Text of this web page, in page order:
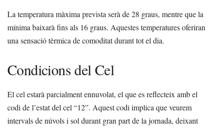
La temperatura màxima prevista serà de 28 graus, mentre que la
mínima baixarà fins als 16 graus. Aquestes temperatures oferiran
una sensació tèrmica de comoditat durant tot el dia.
Condicions del Cel
El cel estarà parcialment ennuvolat, el que es reflecteix amb el
codi de l’estat del cel “12”. Aquest codi implica que veurem
intervals de núvols i sol durant gran part de la jornada, deixant